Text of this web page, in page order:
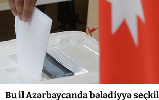
Bu il Azərbaycanda bələdiyyə